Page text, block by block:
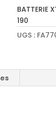
BATTERIE
190
UGS :